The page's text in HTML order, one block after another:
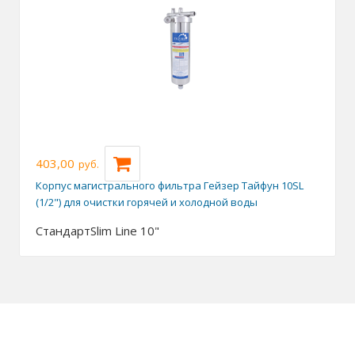
403,00 руб.
Корпус магистрального фильтра Гейзер Тайфун 10SL
(1/2") для очистки горячей и холодной воды
СтандартSlim Line 10"